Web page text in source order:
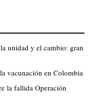
unidad y el cambio: gran
vacunación en Colombia
la fallida Operación